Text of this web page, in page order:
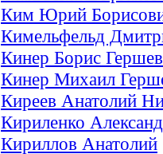
Ким Юрий
Кимельфельд
Кинер Борис
Кинер Михаил
Киреев Анатолий
Кириленко
Кириллов Анатолий